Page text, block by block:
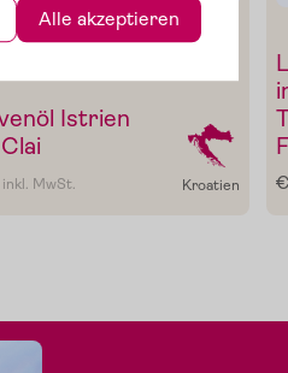
Istrien
inkl. MwSt. Kroatien
Alle akzeptieren
Im Shop ansehen